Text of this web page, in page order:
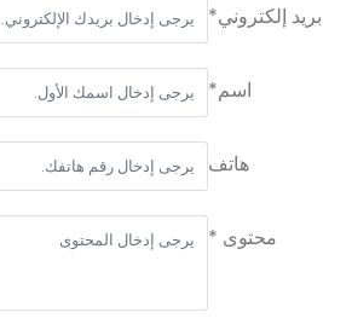
بريد إلكتروني*
اسم*
هاتف
محتوى *